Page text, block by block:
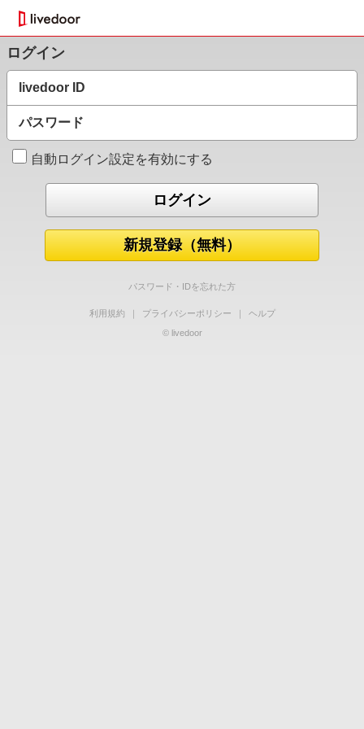
ログイン
livedoor ID
パスワード
自動ログイン設定を有効にする
新規登録（無料）
パスワード・IDを忘れた方
利用規約 ｜ プライバシーポリシー ｜
ヘルプ
© livedoor